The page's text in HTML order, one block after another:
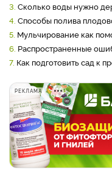
3. Сколько воды нужно
4. Способы полива
5. Мульчирование как
6. Распространенные
7. Как подготовить сад к
РЕКЛАМА